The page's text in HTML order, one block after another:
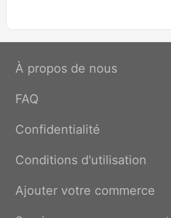
À propos de nous
FAQ
Confidentialité
Conditions d'utilisation
Ajouter votre commerce